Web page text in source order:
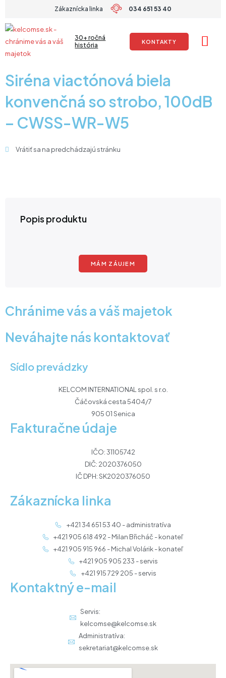
obsah
Zákaznícka linka 034 651 53 40
30+ ročná
história
KONTAKTY
Siréna viactónová biela
konvenčná so strobo, 100dB
– CWSS-WR-W5
Vrátiť sa na predchádzajú stránku
Popis produktu
MÁM ZÁUJEM
Chránime vás a váš majetok
Neváhajte nás kontaktovať
Sídlo prevádzky
KELCOM INTERNATIONAL spol. s r.o.
Čáčovská cesta 5404/7
905 01 Senica
Fakturačne údaje
IČO: 31105742
DIČ: 2020376050
IČ DPH: SK2020376050
Zákaznícka linka
+421 34 651 53 40 - administratíva
+421 905 618 492 - Milan Břicháč - konateľ
+421 905 915 966 - Michal Volárik - konateľ
+421 905 905 233 - servis
+421 915 729 205 - servis
Kontaktný e-mail
Servis:
kelcomse@kelcomse.sk
Administratíva:
sekretariat@kelcomse.sk